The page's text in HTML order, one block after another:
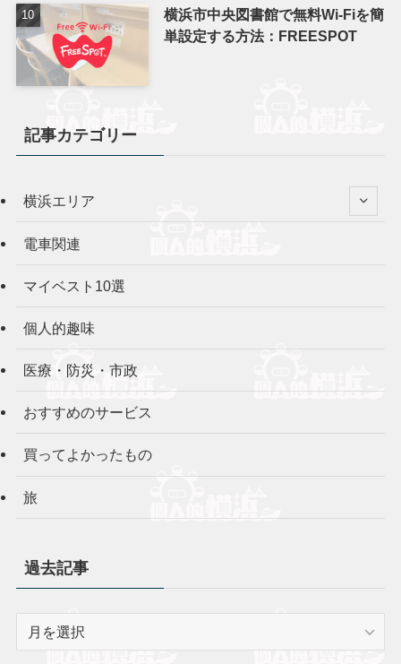
横浜市中央図書館で無料Wi-Fiを簡
単設定する方法：FREESPOT
記事カテゴリー
横浜エリア
電車関連
マイベスト10選
個人的趣味
医療・防災・市政
おすすめのサービス
買ってよかったもの
旅
過去記事